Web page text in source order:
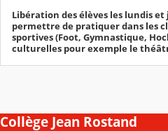
Libération des élèves les lundis
permettre de pratiquer dans les
sportives (Foot, Gymnastique,
culturelles pour exemple le
Collège Jean Rostand